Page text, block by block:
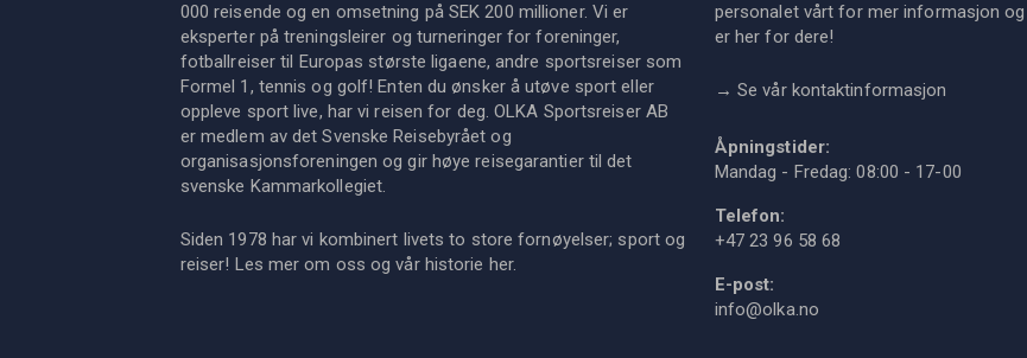
000 reisende og en omsetning på SEK 200 millioner. Vi er
eksperter på treningsleirer og turneringer for foreninger,
fotballreiser til Europas største ligaene, andre sportsreiser som
Formel 1, tennis og golf! Enten du ønsker å utøve sport eller
oppleve sport live, har vi reisen for deg. OLKA Sportsreiser AB
er medlem av det Svenske Reisebyrået og
organisasjonsforeningen og gir høye reisegarantier til det
svenske Kammarkollegiet.
Siden 1978 har vi kombinert livets to store fornøyelser; sport og
reiser! Les mer om oss og vår historie her.
personalet vårt for mer informasjon
er her for dere!
→ Se vår kontaktinformasjon
Åpningstider:
Mandag - Fredag: 08:00 - 17-00
Telefon:
+47 23 96 58 68
E-post:
info@olka.no